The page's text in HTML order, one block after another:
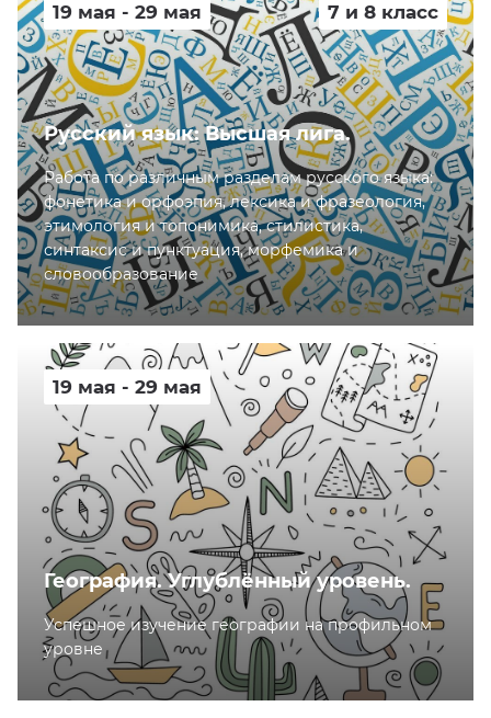
19 мая - 29 мая 7 и 8 класс
Русский язык: Высшая лига.
Работа по различным разделам русского языка:
фонетика и орфоэпия, лексика и фразеология,
этимология и топонимика, стилистика,
синтаксис и пунктуация, морфемика и
словообразование
19 мая - 29 мая
География. Углублённый уровень.
Успешное изучение географии на профильном
уровне